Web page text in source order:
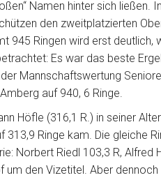
Namen hinter sich ließen.
den zweitplatzierten
945 Ringen wird erst deutlich,
Es war das beste
Mannschaftswertung
auf 940, 6 Ringe.
Höfle (316,1 R.) in seiner
313,9 Ringe kam. Die gleiche
Norbert Riedl 103,3 R, Alfred
um den Vizetitel. Aber